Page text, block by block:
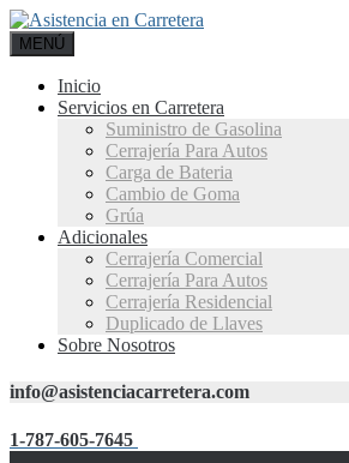
MENÚ
Inicio
Servicios en Carretera
Suministro de Gasolina
Cerrajería Para Autos
Carga de Bateria
Cambio de Goma
Grúa
Adicionales
Cerrajería Comercial
Cerrajería Para Autos
Cerrajería Residencial
Duplicado de Llaves
Sobre Nosotros
info@asistenciacarretera.com
1-787-605-7645